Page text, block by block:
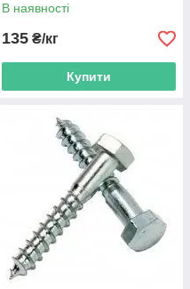
В наявності
135 ₴/кг
Купити